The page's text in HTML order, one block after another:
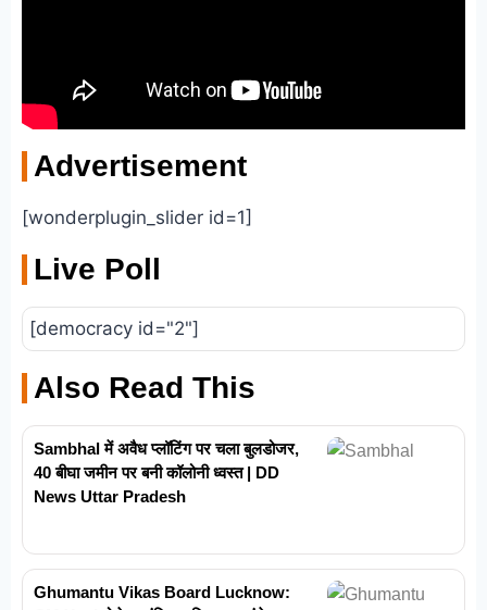
Advertisement
[wonderplugin_slider id=1]
Live Poll
[democracy id="2"]
Also Read This
Sambhal में अवैध प्लॉटिंग पर चला बुलडोजर,
40 बीघा जमीन पर बनी कॉलोनी ध्वस्त | DD
News Uttar Pradesh
Ghumantu Vikas Board Lucknow: